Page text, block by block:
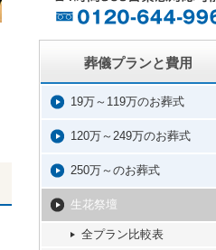
葬儀プランと費用
19万～119万のお葬式
120万～249万のお葬式
250万～のお葬式
生花祭壇
全プラン比較表